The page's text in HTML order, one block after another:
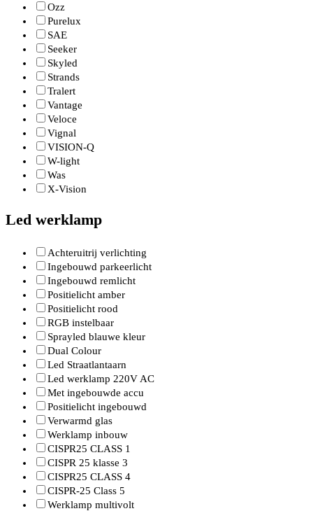
Ozz
Purelux
SAE
Seeker
Skyled
Strands
Tralert
Vantage
Veloce
Vignal
VISION-Q
W-light
Was
X-Vision
Led werklamp
Achteruitrij verlichting
Ingebouwd parkeerlicht
Ingebouwd remlicht
Positielicht amber
Positielicht rood
RGB instelbaar
Sprayled blauwe kleur
Dual Colour
Led Straatlantaarn
Led werklamp 220V AC
Met ingebouwde accu
Positielicht ingebouwd
Verwarmd glas
Werklamp inbouw
CISPR25 CLASS 1
CISPR 25 klasse 3
CISPR25 CLASS 4
CISPR-25 Class 5
Werklamp multivolt